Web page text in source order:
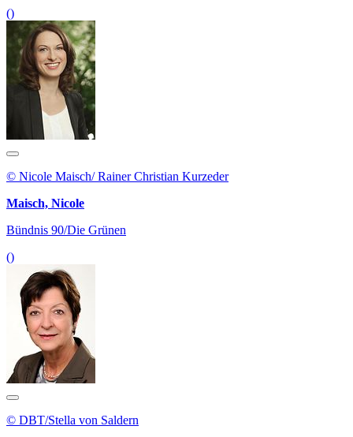
()
© Nicole Maisch/ Rainer Christian Kurzeder
Maisch, Nicole
Bündnis 90/Die Grünen
()
© DBT/Stella von Saldern